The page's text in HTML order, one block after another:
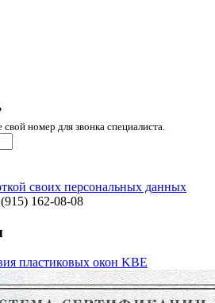
номер для звонка специалиста.
своих персональных данных
162-08-08